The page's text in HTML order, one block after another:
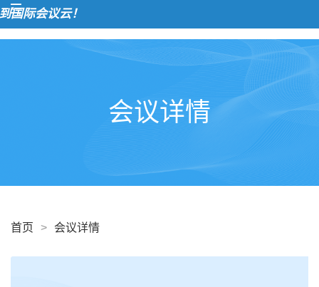
会议详情
首页 > 会议详情